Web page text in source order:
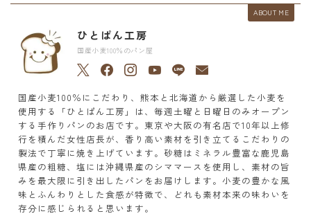
ABOUT ME
ひとぱん工房
国産小麦100％のパン屋
国産小麦100％にこだわり、熊本と北海道から厳選した小麦を
使用する「ひとぱん工房」は、毎週土曜と日曜日のみオープン
する手作りパンのお店です。東京や大阪の有名店で10年以上修
行を積んだ女性店長が、香り高い素材を引き立てるこだわりの
製法で丁寧に焼き上げています。砂糖はミネラル豊富な鹿児島
県産の粗糖、塩には沖縄県産のシママースを使用し、素材の旨
みを最大限に引き出したパンをお届けします。小麦の豊かな風
味とふんわりとした食感が特徴で、どれも素材本来の味わいを
存分に感じられると思います。